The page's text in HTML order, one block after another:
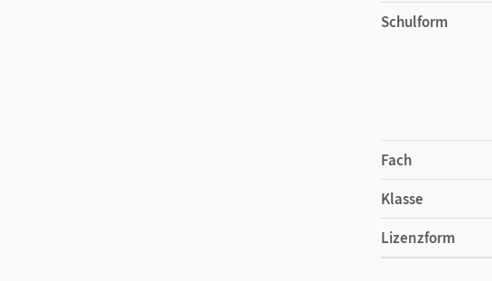
Schulform
Fach
Klasse
Lizenzform